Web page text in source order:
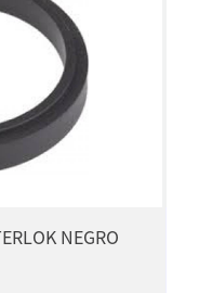
NEGRO